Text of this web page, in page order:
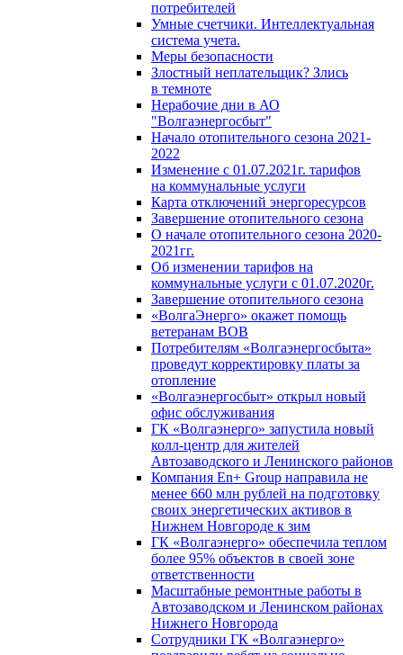
потребителей
Умные счетчики. Интеллектуальная
система учета.
Меры безопасности
Злостный неплательщик? Злись
в темноте
Нерабочие дни в АО
"Волгаэнергосбыт"
Начало отопительного сезона 2021-
2022
Изменение с 01.07.2021г. тарифов
на коммунальные услуги
Карта отключений энергоресурсов
Завершение отопительного сезона
О начале отопительного сезона 2020-
2021гг.
Об изменении тарифов на
коммунальные услуги с 01.07.2020г.
Завершение отопительного сезона
«ВолгаЭнерго» окажет помощь
ветеранам ВОВ
Потребителям «Волгаэнергосбыта»
проведут корректировку платы за
отопление
«Волгаэнергосбыт» открыл новый
офис обслуживания
ГК «Волгаэнерго» запустила новый
колл-центр для жителей
Автозаводского и Ленинского районов
Компания En+ Group направила не
менее 660 млн рублей на подготовку
своих энергетических активов в
Нижнем Новгороде к зим
ГК «Волгаэнерго» обеспечила теплом
более 95% объектов в своей зоне
ответственности
Масштабные ремонтные работы в
Автозаводском и Ленинском районах
Нижнего Новгорода
Сотрудники ГК «Волгаэнерго»